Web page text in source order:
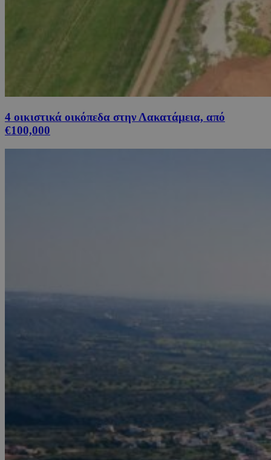
4 οικιστικά οικόπεδα στην Λακατάμεια, από
€100,000